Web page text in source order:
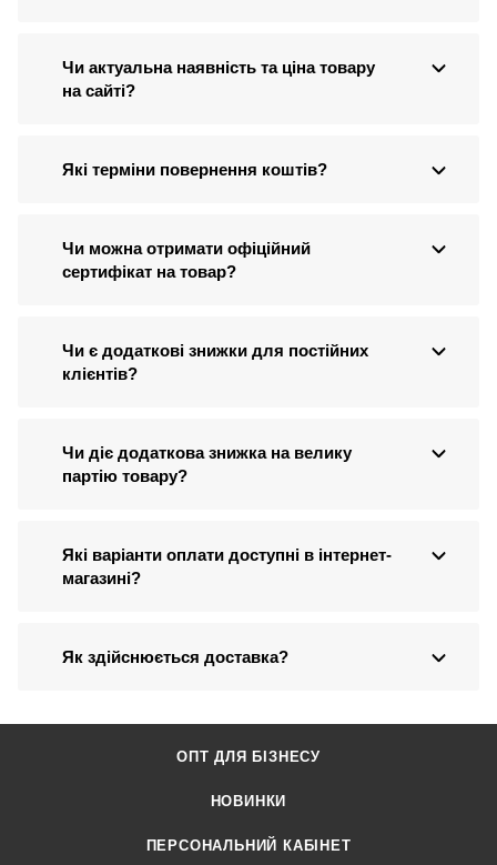
Чи актуальна наявність та ціна товару
на сайті?
Які терміни повернення коштів?
Чи можна отримати офіційний
сертифікат на товар?
Чи є додаткові знижки для постійних
клієнтів?
Чи діє додаткова знижка на велику
партію товару?
Які варіанти оплати доступні в інтернет-
магазині?
Як здійснюється доставка?
ОПТ ДЛЯ БІЗНЕСУ
НОВИНКИ
ПЕРСОНАЛЬНИЙ КАБІНЕТ